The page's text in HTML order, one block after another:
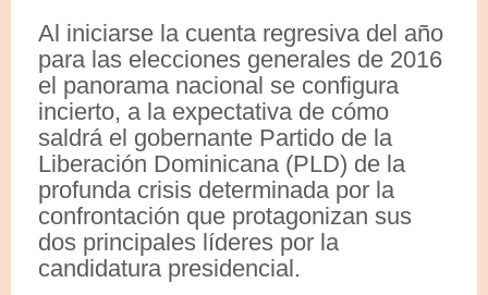
Al iniciarse la cuenta regresiva del año
para las elecciones generales de 2016
el panorama nacional se configura
incierto, a la expectativa de cómo
saldrá el gobernante Partido de la
Liberación Dominicana (PLD) de la
profunda crisis determinada por la
confrontación que protagonizan sus
dos principales líderes por la
candidatura presidencial.